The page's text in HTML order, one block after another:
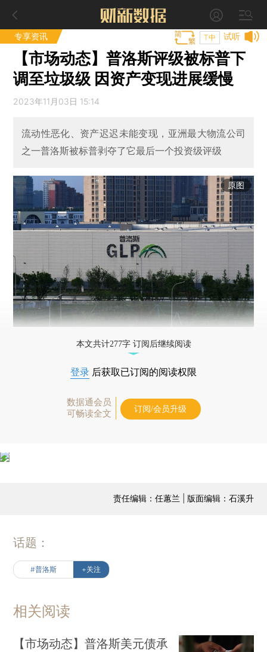
专享资讯 试听
T中
【市场动态】普洛斯评级被标普下
调至垃圾级 因资产变现进展缓慢
2023年11月03日 15:14
流动性恶化、资产迟迟未能变现，亚洲最大物流公司
之一普洛斯被标普剥夺了它最后一个投资级评级
原图
本文共计277字 订阅后继续阅读
登录 后获取已订阅的阅读权限
数据通会员
可畅读全文
订阅/会员升级
责任编辑：任蕙兰 | 版面编辑：石溪升
话题：
#普洛斯 +关注
相关阅读
【市场动态】普洛斯美元债承